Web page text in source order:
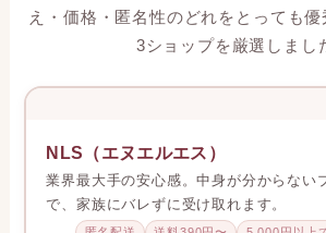
え・価格・匿名性のどれをとっても
3ショップを厳選しまし